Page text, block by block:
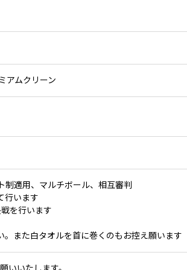
アムクリーン
適用、マルチボール、相互審判
行います
を行います
また白タオルを首に巻くのもお控え願います